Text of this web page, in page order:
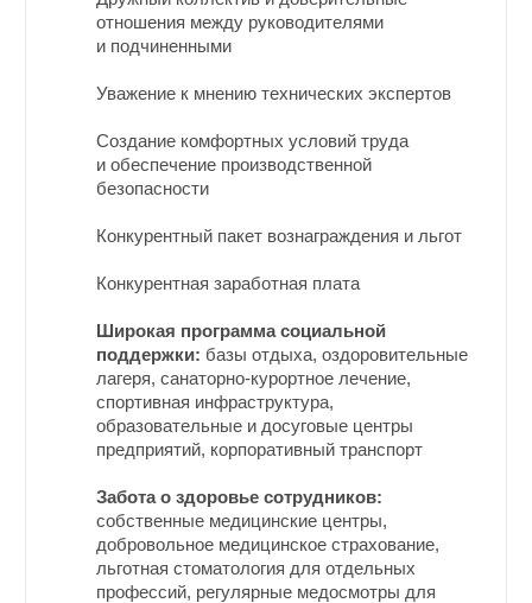
отношения между руководителями
и подчиненными
Уважение к мнению технических экспертов
Создание комфортных условий труда
и обеспечение производственной
безопасности
Конкурентный пакет вознаграждения и льгот
Конкурентная заработная плата
Широкая программа социальной
поддержки: базы отдыха, оздоровительные
лагеря, санаторно-курортное лечение,
спортивная инфраструктура,
образовательные и досуговые центры
предприятий, корпоративный транспорт
Забота о здоровье сотрудников:
собственные медицинские центры,
добровольное медицинское страхование,
льготная стоматология для отдельных
профессий, регулярные медосмотры для